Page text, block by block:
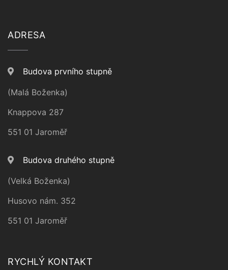
ADRESA
Budova prvního stupně
(Malá Boženka)
Knappova 287
551 01 Jaroměř
Budova druhého stupně
(Velká Boženka)
Husovo nám. 352
551 01 Jaroměř
RYCHLÝ KONTAKT